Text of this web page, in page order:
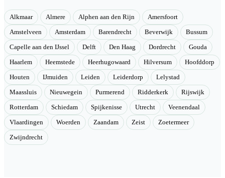
Alkmaar Almere Alphen aan den Rijn Amersfoort
Amstelveen Amsterdam Barendrecht Beverwijk Bussum
Capelle aan den IJssel Delft Den Haag Dordrecht Gouda
Haarlem Heemstede Heerhugowaard Hilversum Hoofddorp
Houten IJmuiden Leiden Leiderdorp Lelystad
Maassluis Nieuwegein Purmerend Ridderkerk Rijswijk
Rotterdam Schiedam Spijkenisse Utrecht Veenendaal
Vlaardingen Woerden Zaandam Zeist Zoetermeer
Zwijndrecht